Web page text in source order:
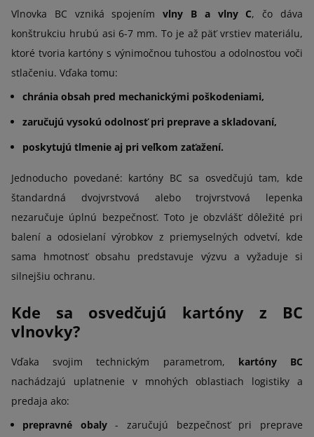
Vlnovka BC vzniká spojenímvlny B a vlny C, čo dáva
konštrukciu hrubú asi 6-7 mm. To je až päť vrstiev materiálu,
ktoré tvoria kartóny s výnimočnou tuhosťou a odolnosťou voči
stlačeniu. Vďaka tomu:
chránia obsah pred mechanickými poškodeniami,
zaručujú vysokú odolnosť pri preprave a skladovaní,
poskytujú tlmenie aj pri veľkom zaťažení.
Jednoducho povedané: kartóny BC sa osvedčujú tam, kde
štandardná dvojvrstvová alebo trojvrstvová lepenka
nezaručuje úplnú bezpečnosť. Toto je obzvlášť dôležité pri
balení a odosielaní výrobkov z priemyselných odvetví, kde
sama hmotnosť obsahu predstavuje výzvu a vyžaduje si
silnejšiu ochranu.
Kde sa osvedčujú kartóny z BC
vlnovky?
Vďaka svojim technickým parametrom, kartóny BC
nachádzajú uplatnenie v mnohých oblastiach logistiky a
predaja ako:
prepravné obaly- zaručujú bezpečnosť pri preprave